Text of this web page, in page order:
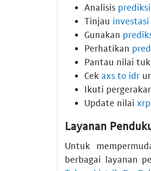
Analisis
Tinjau
Gunakan
Perhatikan
Pantau nilai
Cek axs to idr
Ikuti
Update nilai
Layanan
Untuk
berbagai layanan